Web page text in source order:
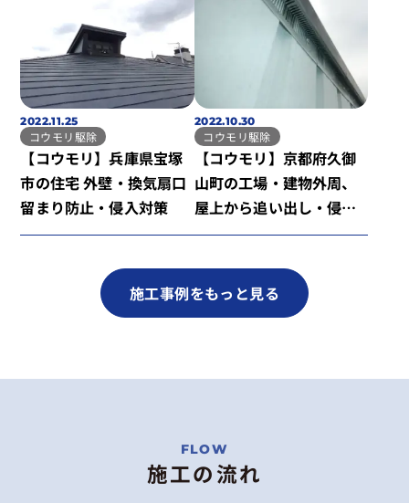
2022.11.25
コウモリ駆除
【コウモリ】兵庫県宝塚
市の住宅 外壁・換気扇口
留まり防止・侵入対策
2022.10.30
コウモリ駆除
【コウモリ】京都府久御
山町の工場・建物外周、
屋上から追い出し・侵入
対策
施工事例をもっと見る
施工の流れ